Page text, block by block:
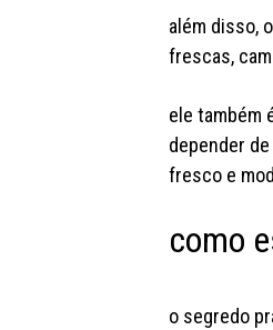
além disso,
frescas,
ele também
depender
fresco e
como
o segredo